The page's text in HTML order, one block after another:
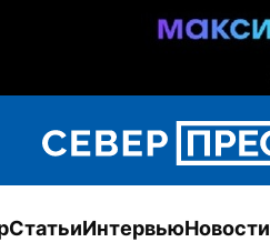
СтатьиИнтервьюНовости